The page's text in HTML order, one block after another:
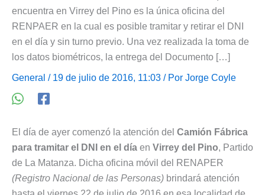
encuentra en Virrey del Pino es la única oficina del
RENPAER en la cual es posible tramitar y retirar el DNI
en el día y sin turno previo. Una vez realizada la toma de
los datos biométricos, la entrega del Documento […]
General / 19 de julio de 2016, 11:03 / Por Jorge Coyle
El día de ayer comenzó la atención del Camión Fábrica
para tramitar el DNI en el día en Virrey del Pino, Partido
de La Matanza. Dicha oficina móvil del RENAPER
(Registro Nacional de las Personas) brindará atención